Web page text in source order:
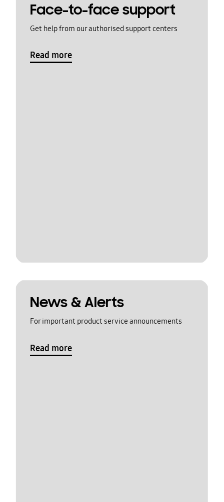
Face-to-face support
Get help from our authorised support centers
Read more
News & Alerts
For important product service announcements
Read more